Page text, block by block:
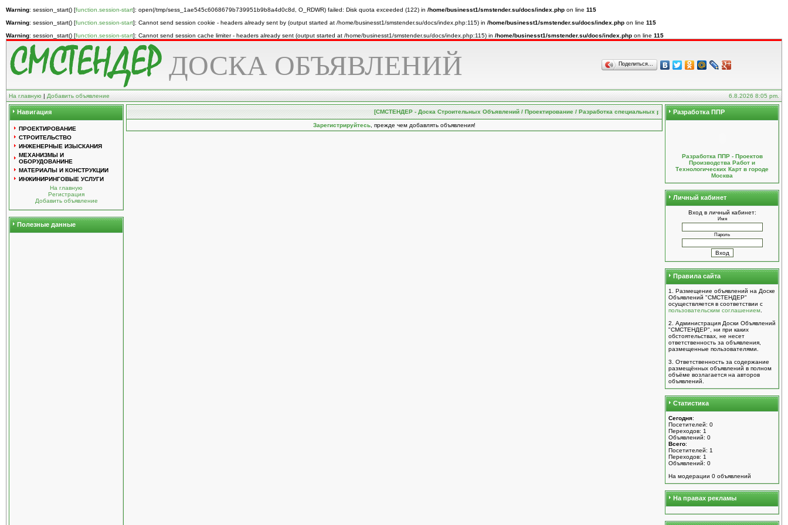
Warning: session_start() [function.session-start]: open(/tmp/sess_1ae545c6068679b739951b9b8a4d0c8d, O_RDWR) failed: Disk quota exceeded (122) in /home/businesst1/smstender.su/docs/index.php on line 115
Warning: session_start() [function.session-start]: Cannot send session cookie - headers already sent by (output started at /home/businesst1/smstender.su/docs/index.php:115) in /home/businesst1/smstender.su/docs/index.php on line 115
Warning: session_start() [function.session-start]: Cannot send session cache limiter - headers already sent (output started at /home/businesst1/smstender.su/docs/index.php:115) in /home/businesst1/smstender.su/docs/index.php on line 115
ДОСКА ОБЪЯВЛЕНИЙ Поделиться…
На главную | Добавить объявление 6.8.2026 8:05 pm.
Навигация
ПРОЕКТИРОВАНИЕ
СТРОИТЕЛЬСТВО
ИНЖЕНЕРНЫЕ ИЗЫСКАНИЯ
МЕХАНИЗМЫ И
ОБОРУДОВАНИНЕ
МАТЕРИАЛЫ И КОНСТРУКЦИИ
ИНЖИНИРИНГОВЫЕ УСЛУГИ
На главную
Регистрация
Добавить объявление
Полезные данные
[СМСТЕНДЕР - Доска Строительных Объявлений / Проектирование / Разработка специальных разделов проектов / Организация
Зарегистрируйтесь , прежде чем добавлять объявления!
Разработка ППР
Разработка ППР - Проектов
Производства Работ и
Технологических Карт в городе
Москва
Личный кабинет
Вход в личный кабинет:
Имя
Пароль
Правила сайта
1. Размещение объявлений на Доске
Объявлений "СМСТЕНДЕР"
осуществляется в соответствии с
пользовательским соглашением
2. Администрация Доски Объявлений
"СМСТЕНДЕР", ни при каких
обстоятельствах, не несет
ответственность за объявления,
размещенные пользователями.
3. Ответственность за содержание
размещённых объявлений в полном
объёме возлагается на авторов
объявлений.
Статистика
Сегодня:
Посетителей: 0
Переходов: 1
Объявлений: 0
Всего:
Посетителей: 1
Переходов: 1
Объявлений: 0
На модерации 0 объявлений
На правах рекламы